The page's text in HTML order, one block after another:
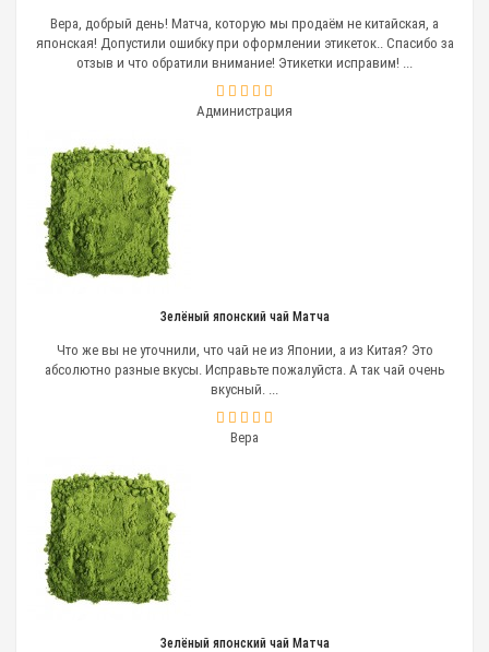
Вера, добрый день! Матча, которую мы продаём не китайская, а
японская! Допустили ошибку при оформлении этикеток.. Спасибо за
отзыв и что обратили внимание! Этикетки исправим! ...
Администрация
Зелёный японский чай Матча
Что же вы не уточнили, что чай не из Японии, а из Китая? Это
абсолютно разные вкусы. Исправьте пожалуйста. А так чай очень
вкусный. ...
Вера
Зелёный японский чай Матча